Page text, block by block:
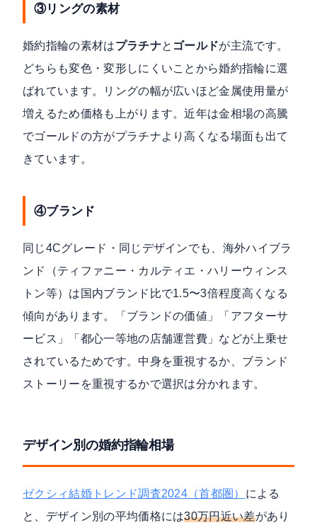
③リングの素材
婚約指輪の素材はプラチナと ゴールドが主流です。
どちらも変色・変形しにくいことから婚約指輪に選
ばれています。リングの幅が広いほど金属使用量が
増えるため価格も上がります。近年は金相場の高騰
でゴールドの方がプラチナより高くなる場面も出て
きています。
④ブランド
同じ4Cグレード・同じデザインでも、海外ハイブラ
ンド（ティファニー・カルティエ・ハリーウィンス
トン等）は国内ブランド比で1.5〜3倍程度高くなる
傾向があります。「ブランドの価値」「アフターサ
ービス」「都心一等地の店舗運営費」などが上乗せ
されているためです。中身を重視するか、ブランド
ストーリーを重視するかで選択は分かれます。
デザイン別の婚約指輪相場
ゼクシィ結婚トレンド調査2024（首都圏） による
と、デザイン別の平均価格には30万円近い差があり